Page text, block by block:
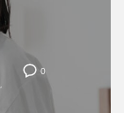
0
,